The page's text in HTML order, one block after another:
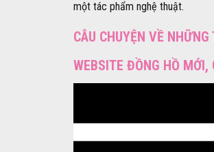
một tác phẩm nghệ thuật.
CÂU CHUYỆN VỀ
WEBSITE ĐỒNG HỒ